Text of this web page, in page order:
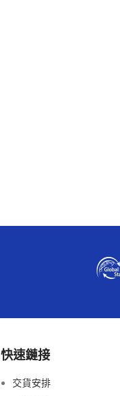
快速鏈接
交貨安排